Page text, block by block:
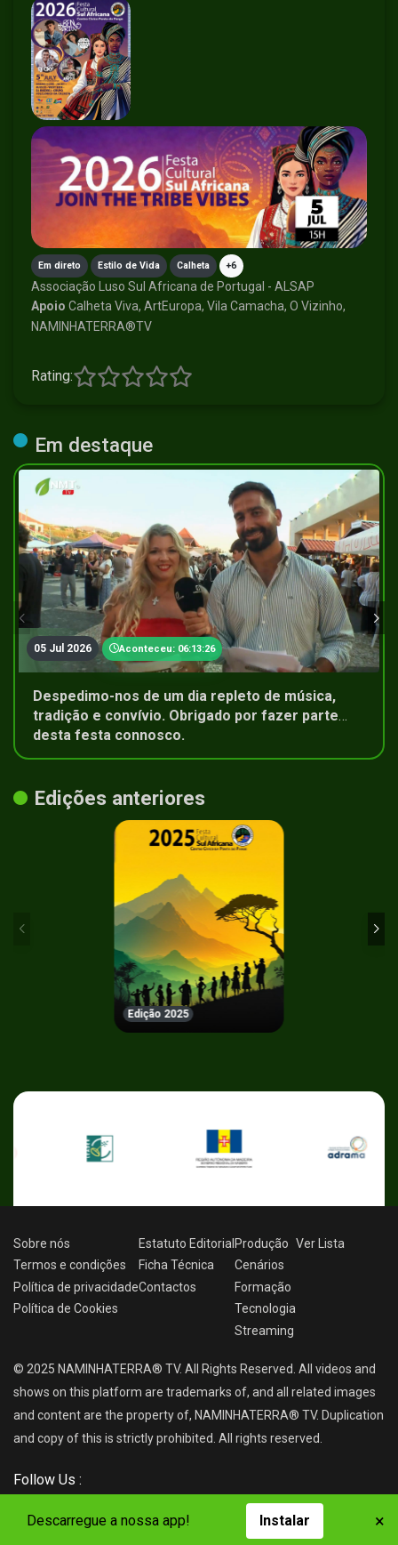
Em direto Estilo de Vida Calheta +6
Associação Luso Sul Africana de Portugal - ALSAP
Apoio Calheta Viva, ArtEuropa, Vila Camacha, O Vizinho,
NAMINHATERRA®TV
Rating:
Em destaque
05 Jul 2026 Aconteceu: 06:13:26
Despedimo-nos de um dia repleto de música,
tradição e convívio. Obrigado por fazer parte
desta festa connosco.
Edições anteriores
Edição 2025
Sobre nós
Termos e condições
Política de privacidade
Política de Cookies
Estatuto Editorial
Ficha Técnica
Contactos
Produção
Cenários
Formação
Tecnologia
Streaming
Ver Lista
© 2025 NAMINHATERRA® TV. All Rights Reserved. All videos and
shows on this platform are trademarks of, and all related images
and content are the property of, NAMINHATERRA® TV. Duplication
and copy of this is strictly prohibited. All rights reserved.
Follow Us :
Descarregue a nossa app! Instalar ×